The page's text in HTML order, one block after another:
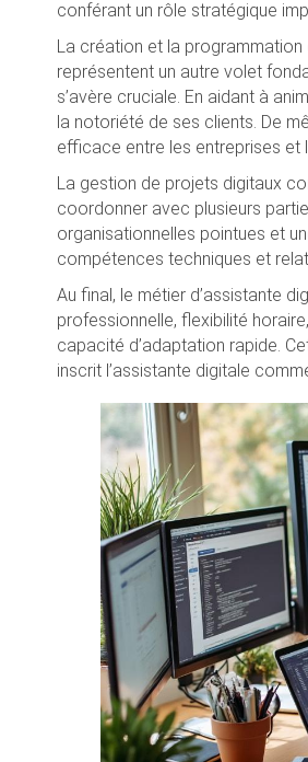
conférant un rôle stratégique
La création et la
représentent un autre volet
s’avère cruciale. En aidant à
la notoriété de ses clients. De
efficace entre les entreprises et
La gestion de projets digitaux
coordonner avec plusieurs
organisationnelles pointues et
compétences techniques et
Au final, le métier d’assistante
professionnelle, flexibilité
capacité d’adaptation rapide.
inscrit l’assistante digitale